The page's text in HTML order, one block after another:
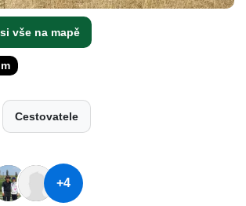
vše na mapě
Cestovatele
+4